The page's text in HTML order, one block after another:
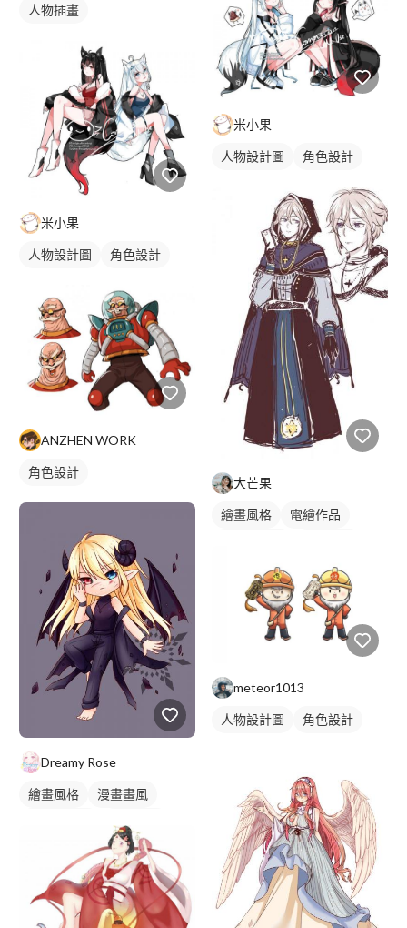
人物插畫
米小果
人物設計圖 角色設計
ANZHEN WORK
角色設計
Dreamy Rose
繪畫風格
漫畫畫風
卡通風人物
卡通畫風
日式畫風
插畫
人物插畫
米小果
人物設計圖 角色設計
大芒果
繪畫風格
電繪作品
漫畫畫風
人物插畫
角色設計草稿
meteor1013
人物設計圖 角色設計